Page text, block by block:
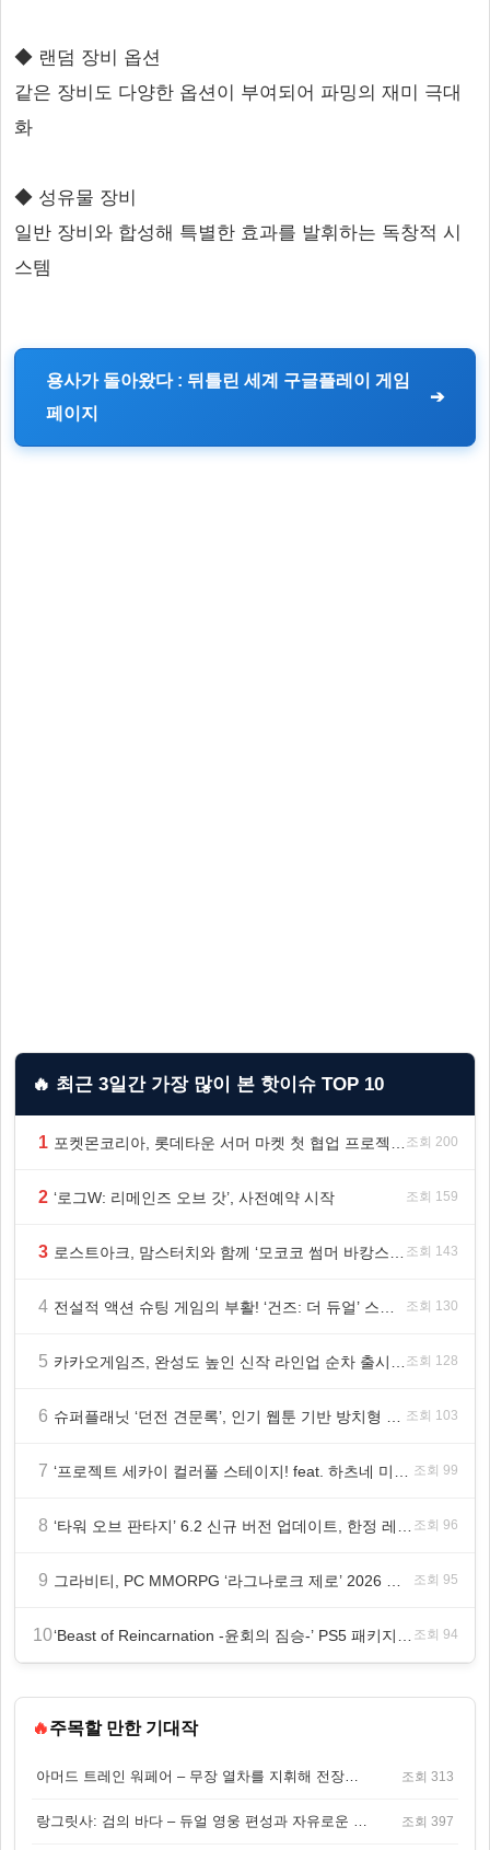
◆ 랜덤 장비 옵션
같은 장비도 다양한 옵션이 부여되어 파밍의 재미 극대
화
◆ 성유물 장비
일반 장비와 합성해 특별한 효과를 발휘하는 독창적 시
스템
용사가 돌아왔다 : 뒤틀린 세계 구글플레이 게임
페이지
🔥 최근 3일간 가장 많이 본 핫이슈 TOP 10
1 조회 200
2 ‘로그W: 리메인즈 오브 갓’, 사전예약 시작 조회 159
3 조회 143
4 조회 130
5 조회 128
6 조회 103
7 조회 99
8 조회 96
9 조회 95
10 조회 94
🔥주목할 만한 기대작
아머드 트레인 워페어 – 무장 열차를 지휘해 전장을 돌파하는 생존 전투 게임 조회 313
랑그릿사: 검의 바다 – 듀얼 영웅 편성과 자유로운 탐험을 결합한 판타지 전략 RPG 조회 397